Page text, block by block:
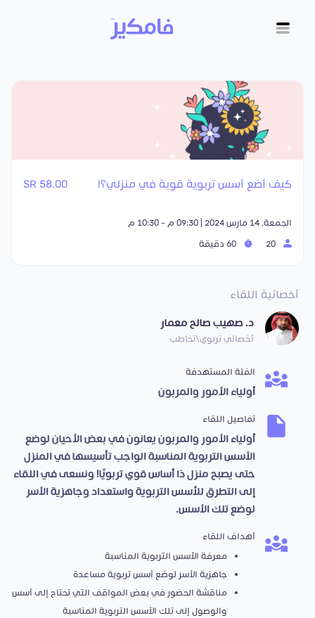
كيف أضع أسس تربوية قوية في منزلي؟! 58.00 SR
الجمعة, 14 مارس 2024 | 09:30 م - 10:30 م
أخصائية اللقاء
د. صهيب صالح معمار
أخصائي تربوي\تخاطب
الفئة المستهدفة
أولياء الأمور والمربون
تفاصيل اللقاء
أولياء الأمور والمربون يعانون في بعض الأحيان لوضع
الأسس التربوية المناسبة الواجب تأسيسها في المنزل
حتى يصبح منزل ذا أساس قوي تربويًا! ونسعى في اللقاء
إلى التطرق للأسس التربوية واستعداد وجاهزية الأسر
لوضع تلك الأسس.
أهداف اللقاء
معرفة الأسس التربوية المناسبة
جاهزية الأسر لوضع أسس تربوية مساعدة
مناقشة الحضور في بعض المواقف التي تحتاج إلى أسس
والوصول إلى تلك الأسس التربوية المناسبة